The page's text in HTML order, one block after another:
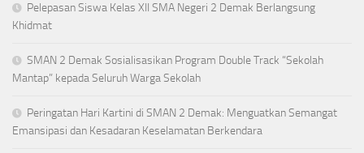
Pelepasan Siswa Kelas XII SMA Negeri 2 Demak Berlangsung
Khidmat
SMAN 2 Demak Sosialisasikan Program Double Track “Sekolah
Mantap” kepada Seluruh Warga Sekolah
Peringatan Hari Kartini di SMAN 2 Demak: Menguatkan Semangat
Emansipasi dan Kesadaran Keselamatan Berkendara